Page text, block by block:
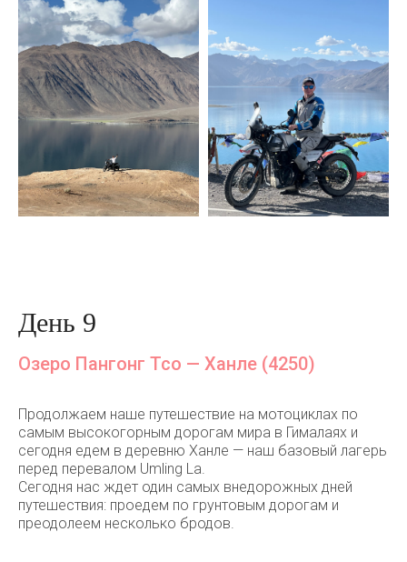
День 9
Озеро Пангонг Тсо — Ханле (4250)
Продолжаем наше путешествие на мотоциклах по
самым высокогорным дорогам мира в Гималаях и
сегодня едем в деревню Ханле — наш базовый лагерь
перед перевалом Umling La.
Сегодня нас ждет один самых внедорожных дней
путешествия: проедем по грунтовым дорогам и
преодолеем несколько бродов.